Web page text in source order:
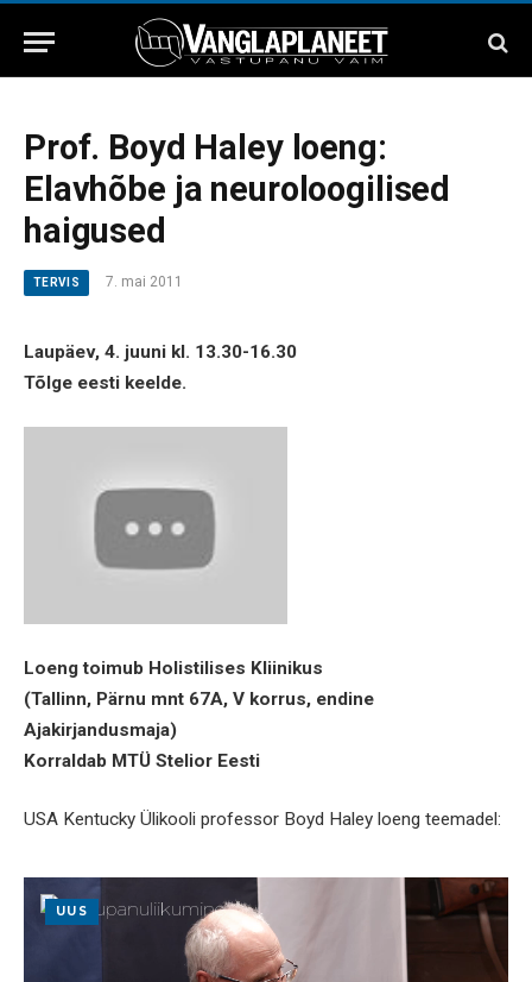
Prof. Boyd Haley loeng:
Elavhõbe ja neuroloogilised
haigused
TERVIS 7. mai 2011
Laupäev, 4. juuni kl. 13.30-16.30
Tõlge eesti keelde.
Loeng toimub Holistilises Kliinikus
(Tallinn, Pärnu mnt 67A, V korrus, endine
Ajakirjandusmaja)
Korraldab MTÜ Stelior Eesti
USA Kentucky Ülikooli professor Boyd Haley loeng teemadel:
UUS